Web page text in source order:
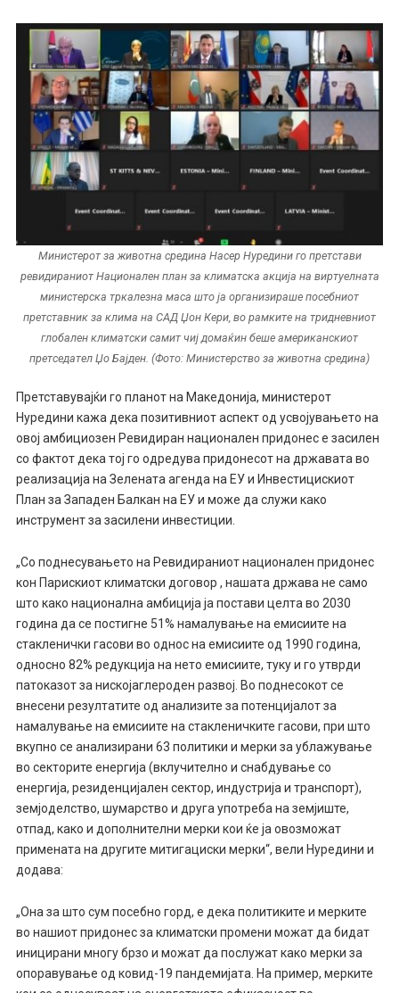
Министерот за животна средина Насер Нуредини го претстави
ревидираниот Национален план за климатска акција на виртуелната
министерска тркалезна маса што ја организираше посебниот
претставник за клима на САД Џон Кери, во рамките на тридневниот
глобален климатски самит чиј домаќин беше американскиот
претседател Џо Бајден. (Фото: Министерство за животна средина)
Претставувајќи го планот на Македонија, министерот
Нуредини кажа дека позитивниот аспект од усвојувањето на
овој амбициозен Ревидиран национален придонес е засилен
со фактот дека тој го одредува придонесот на државата во
реализација на Зелената агенда на ЕУ и Инвестицискиот
План за Западен Балкан на ЕУ и може да служи како
инструмент за засилени инвестиции.
„Со поднесувањето на Ревидираниот национален придонес
кон Парискиот климатски договор , нашата држава не само
што како национална амбиција ја постави целта во 2030
година да се постигне 51% намалување на емисиите на
стакленички гасови во однос на емисиите од 1990 година,
односно 82% редукција на нето емисиите, туку и го утврди
патоказот за нискојаглероден развој. Во поднесокот се
внесени резултатите од анализите за потенцијалот за
намалување на емисиите на стакленичките гасови, при што
вкупно се анализирани 63 политики и мерки за ублажување
во секторите енергија (вклучително и снабдување со
енергија, резиденцијален сектор, индустрија и транспорт),
земјоделство, шумарство и друга употреба на земјиште,
отпад, како и дополнителни мерки кои ќе ја овозможат
примената на другите митигациски мерки“, вели Нуредини и
додава:
„Она за што сум посебно горд, е дека политиките и мерките
во нашиот придонес за климатски промени можат да бидат
иницирани многу брзо и можат да послужат како мерки за
опоравување од ковид-19 пандемијата. На пример, мерките